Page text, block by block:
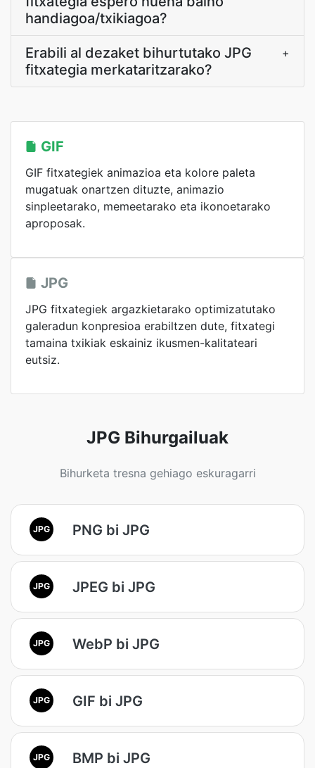
handiagoa/txikiagoa?
Erabili al dezaket bihurtutako JPG
fitxategia merkataritzarako?
+
GIF
GIF fitxategiek animazioa eta kolore paleta
mugatuak onartzen dituzte, animazio
sinpleetarako, memeetarako eta ikonoetarako
aproposak.
JPG
JPG fitxategiek argazkietarako optimizatutako
galeradun konpresioa erabiltzen dute, fitxategi
tamaina txikiak eskainiz ikusmen-kalitateari
eutsiz.
JPG Bihurgailuak
Bihurketa tresna gehiago eskuragarri
JPG PNG bi JPG
JPG JPEG bi JPG
JPG WebP bi JPG
JPG GIF bi JPG
JPG BMP bi JPG